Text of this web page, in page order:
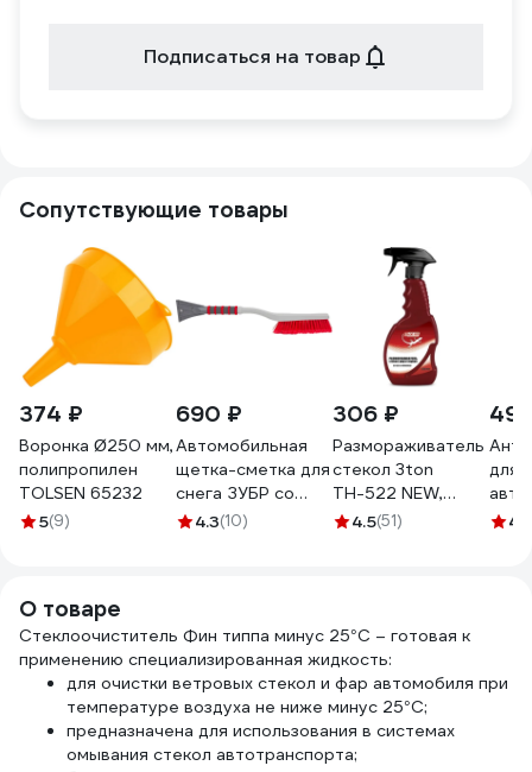
Подписаться на товар
Сопутствующие товары
374 ₽
Воронка Ø250 мм,
полипропилен
TOLSEN 65232
5(9)
690 ₽
Автомобильная
щетка-сметка для
снега ЗУБР со
скребком, 610 мм
4.3(10)
306 ₽
Размораживатель
стекол 3ton
ТН-522 NEW,
спрей 550 мл
4.5(51)
для
4.8
О товаре
Стеклоочиститель Фин типпа минус 25°С – готовая к
применению специализированная жидкость:
для очистки ветровых стекол и фар автомобиля при
температуре воздуха не ниже минус 25°C;
предназначена для использования в системах
омывания стекол автотранспорта;